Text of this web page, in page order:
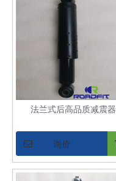
法兰式后高品质减震器
询价